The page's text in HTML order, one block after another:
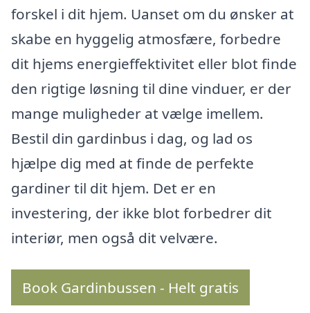
forskel i dit hjem. Uanset om du ønsker at
skabe en hyggelig atmosfære, forbedre
dit hjems energieffektivitet eller blot finde
den rigtige løsning til dine vinduer, er der
mange muligheder at vælge imellem.
Bestil din gardinbus i dag, og lad os
hjælpe dig med at finde de perfekte
gardiner til dit hjem. Det er en
investering, der ikke blot forbedrer dit
interiør, men også dit velvære.
Book Gardinbussen - Helt gratis